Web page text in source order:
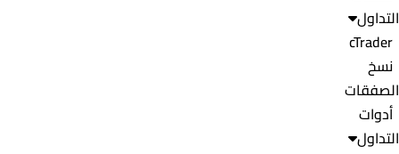
التداول
cTrader
نسخ
الصفقات
أدوات
التداول